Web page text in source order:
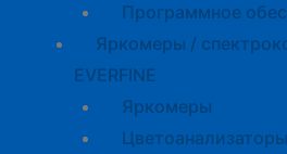
Программное
Яркомеры /
EVERFINE
Яркомеры
Цветоанализаторы